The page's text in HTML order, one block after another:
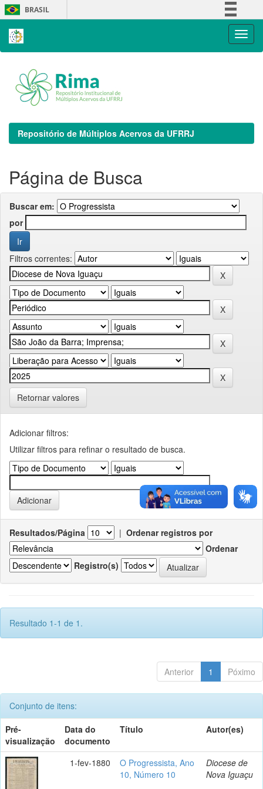
Skip
navigation
BRASIL
Repositório de Múltiplos Acervos da UFRRJ
Página de Busca
Buscar em:
por
Filtros correntes:
Retornar valores
Adicionar filtros:
Utilizar filtros para refinar o resultado de busca.
Resultados/Página | Ordenar registros por
Ordenar
Registro(s)
Resultado 1-1 de 1.
Anterior 1 Póximo
Conjunto de itens:
Pré-
visualização
Data do
documento
Título Autor(es)
1-fev-1880
O Progressista, Ano
10, Número 10
Diocese de
Nova Iguaçu